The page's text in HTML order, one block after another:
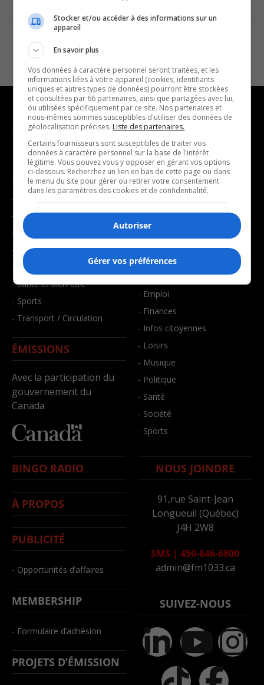
NOUVELLES
- Affaires municipales
- Communauté / Social
- Culture
- Économie
- Éducation
- Environnement
- Faits divers
- Santé et bien-être
- Sports
- Transport / Circulation
ÉMISSIONS
Avec la participation du
gouvernement du
Canada
MUSIQUE
- Décompte franco
- Joué récemment
BALADOS
- Art de vivre
- Bien-être
- Emploi
- Finances
- Infos citoyennes
- Loisirs
- Musique
- Politique
- Santé
- Société
- Sports
BINGO RADIO
À PROPOS
PUBLICITÉ
- Opportunités d’affaires
MEMBERSHIP
- Formulaire d’adhésion
PROJETS D’ÉMISSION
NOUS JOINDRE
91,rue Saint-Jean
Longueuil (Québec)
J4H 2W8
SMS | 450-646-6800
admin@fm1033.ca
SUIVEZ-NOUS
Stocker et/ou accéder à des informations sur un
appareil
En savoir plus
Vos données à caractère personnel seront traitées, et les
informations liées à votre appareil (cookies, identifiants
uniques et autres types de données) pourront être stockées
et consultées par 66 partenaires, ainsi que partagées avec lui,
ou utilisées spécifiquement par ce site. Nos partenaires et
nous-mêmes sommes susceptibles d'utiliser des données de
géolocalisation précises. Liste des partenaires.
Certains fournisseurs sont susceptibles de traiter vos
données à caractère personnel sur la base de l'intérêt
légitime. Vous pouvez vous y opposer en gérant vos options
ci-dessous. Recherchez un lien en bas de cette page ou dans
le menu du site pour gérer ou retirer votre consentement
dans les paramètres des cookies et de confidentialité.
Autoriser
Gérer vos préférences